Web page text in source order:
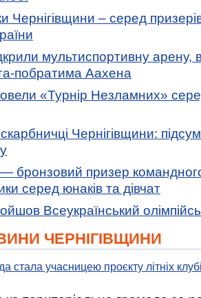
Чернігівщини – серед
мультиспортивну арену,
побратима Аахена
«Турнір Незламних»
Чернігівщини:
бронзовий призер
серед юнаків та дівчат
Всеукраїнський
ЧЕРНІГІВЩИНИ
стала учасницею проєкту літніх